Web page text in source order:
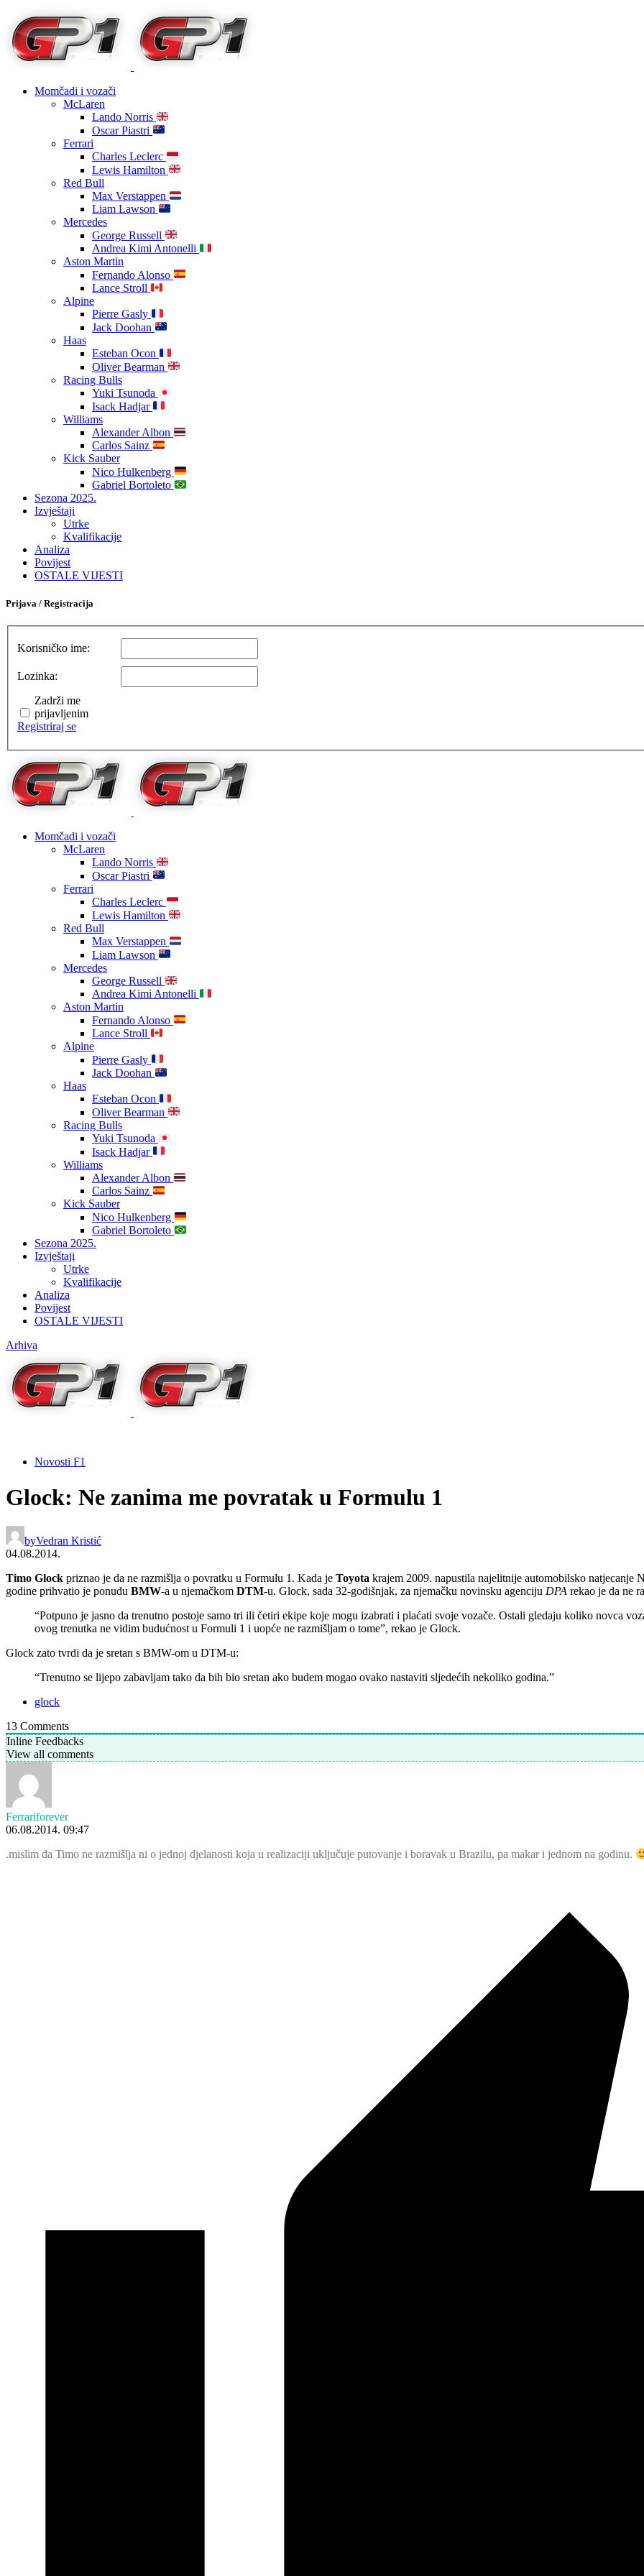
Momčadi i vozači
McLaren
Lando Norris
Oscar Piastri
Ferrari
Charles Leclerc
Lewis Hamilton
Red Bull
Max Verstappen
Liam Lawson
Mercedes
George Russell
Andrea Kimi Antonelli
Aston Martin
Fernando Alonso
Lance Stroll
Alpine
Pierre Gasly
Jack Doohan
Haas
Esteban Ocon
Oliver Bearman
Racing Bulls
Yuki Tsunoda
Isack Hadjar
Williams
Alexander Albon
Carlos Sainz
Kick Sauber
Nico Hulkenberg
Gabriel Bortoleto
Sezona 2025.
Izvještaji
Utrke
Kvalifikacije
Analiza
Povijest
OSTALE VIJESTI
Prijava / Registracija
Korisničko ime:
Lozinka:
Zadrži me
prijavljenim
Registriraj se
Momčadi i vozači
McLaren
Lando Norris
Oscar Piastri
Ferrari
Charles Leclerc
Lewis Hamilton
Red Bull
Max Verstappen
Liam Lawson
Mercedes
George Russell
Andrea Kimi Antonelli
Aston Martin
Fernando Alonso
Lance Stroll
Alpine
Pierre Gasly
Jack Doohan
Haas
Esteban Ocon
Oliver Bearman
Racing Bulls
Yuki Tsunoda
Isack Hadjar
Williams
Alexander Albon
Carlos Sainz
Kick Sauber
Nico Hulkenberg
Gabriel Bortoleto
Sezona 2025.
Izvještaji
Utrke
Kvalifikacije
Analiza
Povijest
OSTALE VIJESTI
Arhiva
Novosti F1
Glock: Ne zanima me povratak u Formulu 1
byVedran Kristić
04.08.2014.
Timo Glock priznao je da ne razmišlja o povratku u Formulu 1. Kada je Toyota krajem 2009. napustila najelitnije automobilsko natjecanje
godine prihvatio je ponudu BMW-a u njemačkom DTM-u. Glock, sada 32-godišnjak, za njemačku novinsku agenciju DPA rekao je da ne
“Potpuno je jasno da trenutno postoje samo tri ili četiri ekipe koje mogu izabrati i plaćati svoje vozače. Ostali gledaju koliko novca
ovog trenutka ne vidim budućnost u Formuli 1 i uopće ne razmišljam o tome”, rekao je Glock.
Glock zato tvrdi da je sretan s BMW-om u DTM-u:
“Trenutno se lijepo zabavljam tako da bih bio sretan ako budem mogao ovako nastaviti sljedećih nekoliko godina.”
glock
13 Comments
Inline Feedbacks
View all comments
Ferrariforever
06.08.2014. 09:47
.mislim da Timo ne razmišlja ni o jednoj djelanosti koja u realizaciji uključuje putovanje i boravak u Brazilu, pa makar i jednom na godinu.